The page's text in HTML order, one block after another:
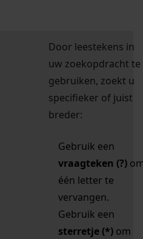
Door leestekens in
uw zoekopdracht te
gebruiken, zoekt u
specifieker of juist
breder:
Gebruik een
vraagteken (?)
één letter te
vervangen.
Gebruik een
sterretje (*) om